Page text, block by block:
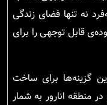
نه تنها فضای زندگی
قابل توجهی را برای
گزینه‌ها برای ساخت
منطقه انارور به شمار